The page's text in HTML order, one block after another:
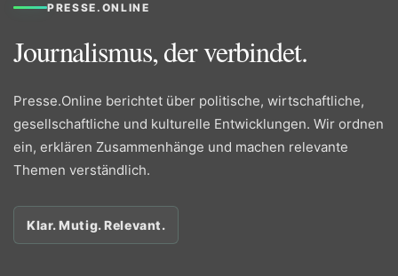
PRESSE.ONLINE
Journalismus, der verbindet.
Presse.Online berichtet über politische, wirtschaftliche,
gesellschaftliche und kulturelle Entwicklungen. Wir ordnen
ein, erklären Zusammenhänge und machen relevante
Themen verständlich.
Klar. Mutig. Relevant.